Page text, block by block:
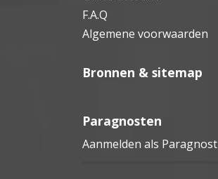
F.A.Q
Algemene voorwaarden
Bronnen & sitemap
Paragnosten
Aanmelden als Paragnost